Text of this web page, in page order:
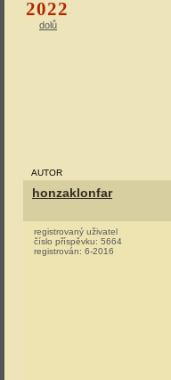
2022
dolů
AUTOR
honzaklonfar
registrovaný uživatel
číslo příspěvku: 5664
registrován: 6-2016